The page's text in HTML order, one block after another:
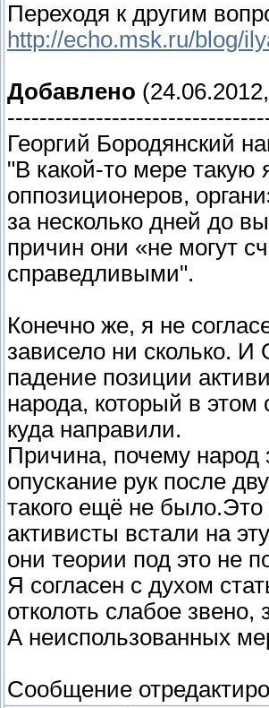
Переходя к другим
http://echo.msk.ru/blog/
Добавлено
Георгий Бородянский
"В какой-то мере такую
оппозиционеров,
за несколько дней до
причин они «не могут
справедливыми".
Конечно же, я не
зависело ни сколько. И
падение позиции
народа, который в этом
куда направили.
Причина, почему народ
опускание рук после
такого ещё не
активисты встали на
они теории под это не
Я согласен с духом
отколоть слабое
А неиспользованных
Сообщение